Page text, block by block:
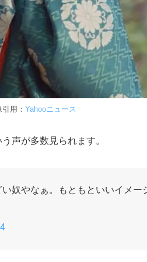
用： Yahooニュース
声が多数見られます。
奴やなぁ。もともといいイメー